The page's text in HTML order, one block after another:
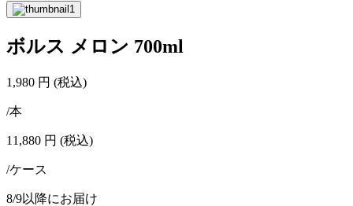
ボルス メロン 700ml
1,980 円 (税込)
/本
11,880 円 (税込)
/ケース
8/9以降にお届け